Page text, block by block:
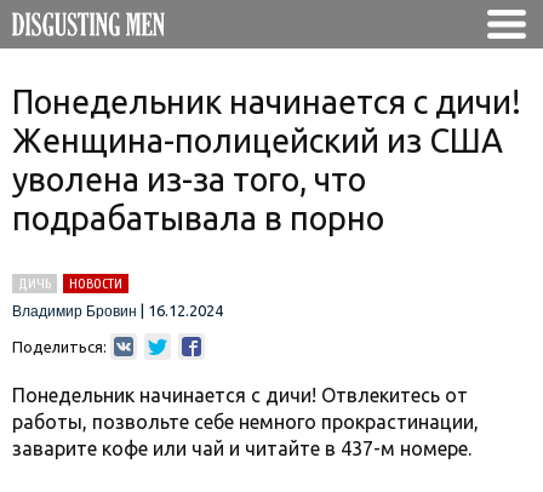
Понедельник начинается с дичи!
Женщина-полицейский из США
уволена из-за того, что
подрабатывала в порно
ДИЧЬ
НОВОСТИ
Владимир Бровин
16.12.2024
Поделиться:
Понедельник начинается с дичи! Отвлекитесь от
работы, позвольте себе немного прокрастинации,
заварите кофе или чай и читайте в 437-м номере.